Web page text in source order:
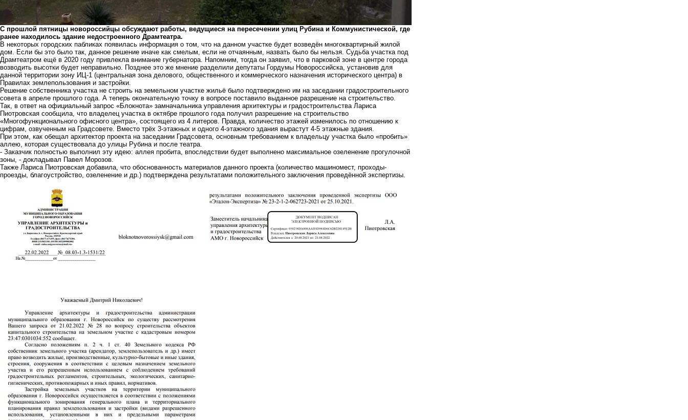
С прошлой пятницы новороссийцы обсуждают работы, ведущиеся на пересечении улиц Рубина и Коммунистической, где
ранее находилось здание недостроенного Драмтеатра.
В некоторых городских пабликах появилась информация о том, что на данном участке будет возведён многоквартирный жилой
дом. Если бы это было так, данное решение иначе как смелым, если не отчаянным, назвать было бы нельзя. Судьба участка под
Драмтеатром ещё в 2020 году привлекла внимание губернатора. Напомним, тогда он заявил , что в парковой зоне в центре города
возводить высотки будет неправильно. Позднее это же мнение разделили депутаты Гордумы Новороссийска, установив для
данной территории зону ИЦ-1 (центральная зона делового, общественного и коммерческого назначения исторического центра) в
Правилах землепользования и застройки.
Решение собственника участка не строить на земельном участке жильё было подтверждено им на заседании градостроительного
совета в апреле прошлого года. А теперь окончательную точку в вопросе поставило выданное разрешение на строительство.
Так, в ответ на официальный запрос «Блокнота» замначальника управления архитектуры и градостроительства Лариса
Пиотровская сообщила, что владелец участка в октябре прошлого года получил разрешение на строительство
«Многофункционального офисного центра», состоящего из 4 литеров. Правда, количество этажей изменилось по отношению к
цифрам, озвученным на Градсовете. Вместо трёх 3-этажных и одного 4-этажного здания вырастут 4-5 этажные здания.
При этом, как обещал архитектор проекта на заседании Градсовета, основным требованием к владельцу участка было «пробить»
аллею, которая существовала до улицы Рубина и после театра.
- Заказчик полностью выполнил эту идею: аллея пробита, впоследствии будет выполнено максимальное озеленение прогулочной
зоны, - докладывал Павел Морозов
Также Лариса Пиотровская добавила, что обоснованность материалов данного проекта (количество машиномест, проходы-
проезды, благоустройство, озеленение и др.) подтверждена результатами положительного заключения проведённой экспертизы.